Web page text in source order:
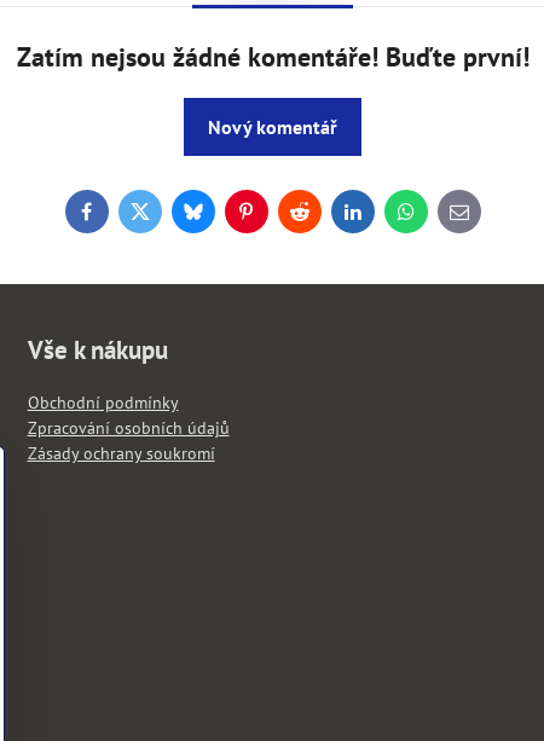
Zatím nejsou žádné komentáře! Buďte první!
Nový komentář
FacebookTwitterBlueskyPinterestRedditLinkedInWhatsApp
E-
mail
Vše k nákupu
Obchodní podmínky
Zpracování osobních údajů
Zásady ochrany soukromí